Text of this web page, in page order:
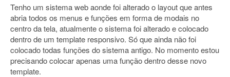
Tenho um sistema web aonde foi alterado o layout que antes
abria todos os menus e funções em forma de modais no
centro da tela, atualmente o sistema foi alterado e colocado
dentro de um template responsivo. Só que ainda não foi
colocado todas funções do sistema antigo. No momento estou
precisando colocar apenas uma função dentro desse novo
template.